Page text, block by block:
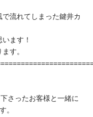
流れてしまった鍵井カ
ます！
す。
さったお客様と一緒に
。